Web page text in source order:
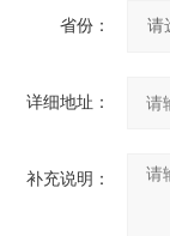
省份：
详细地址：
补充说明：